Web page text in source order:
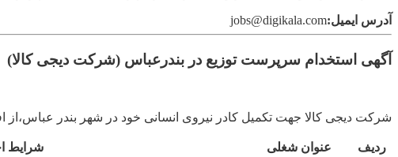
آدرس ایمیل:jobs@digikala.com
آگهی استخدام سرپرست توزیع در بندرعباس (شرکت دیجی کالا)
شرکت دیجی کالا جهت تکمیل کادر نیروی انسانی خود در شهر بندر عباس،از
ردیف عنوان شغلی شرایط